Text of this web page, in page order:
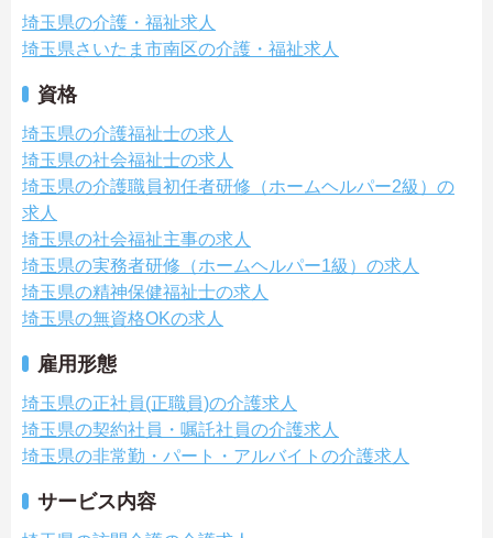
埼玉県の介護・福祉求人
埼玉県さいたま市南区の介護・福祉求人
資格
埼玉県の介護福祉士の求人
埼玉県の社会福祉士の求人
埼玉県の介護職員初任者研修（ホームヘルパー2級）の
求人
埼玉県の社会福祉主事の求人
埼玉県の実務者研修（ホームヘルパー1級）の求人
埼玉県の精神保健福祉士の求人
埼玉県の無資格OKの求人
雇用形態
埼玉県の正社員(正職員)の介護求人
埼玉県の契約社員・嘱託社員の介護求人
埼玉県の非常勤・パート・アルバイトの介護求人
サービス内容